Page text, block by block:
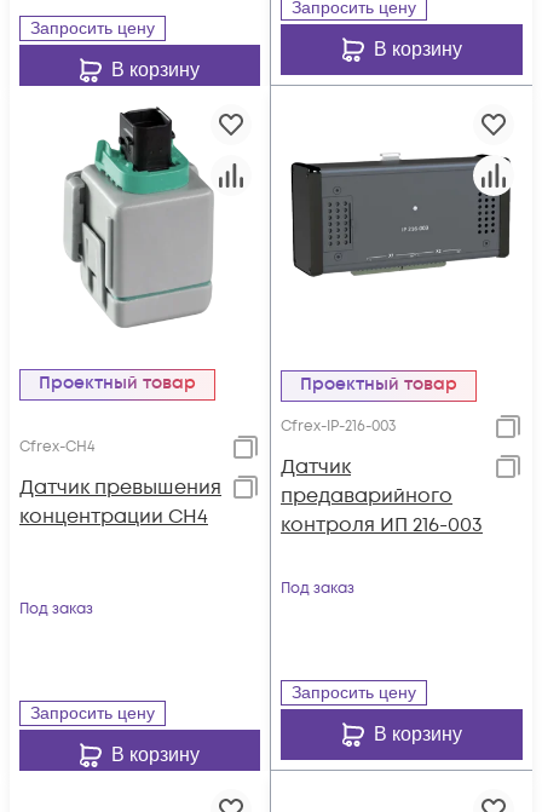
Запросить цену
В корзину
Запросить цену
В корзину
Проектный товар
Cfrex-CH4
Датчик превышения
концентрации СН4
Под заказ
Запросить цену
В корзину
Проектный товар
Cfrex-IP-216-003
Датчик
предаварийного
контроля ИП 216-003
Под заказ
Запросить цену
В корзину